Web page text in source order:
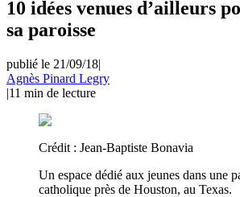
10 idées venues d’ailleurs
sa paroisse
publié le 21/09/18|
Agnès Pinard Legry
|11 min de lecture
Crédit : Jean-Baptiste Bonavia
Un espace dédié aux jeunes dans une
catholique près de Houston, au Texas.